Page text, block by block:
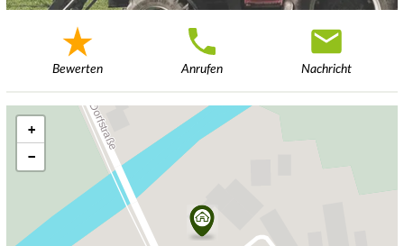
Bewerten Anrufen Nachricht
+
−